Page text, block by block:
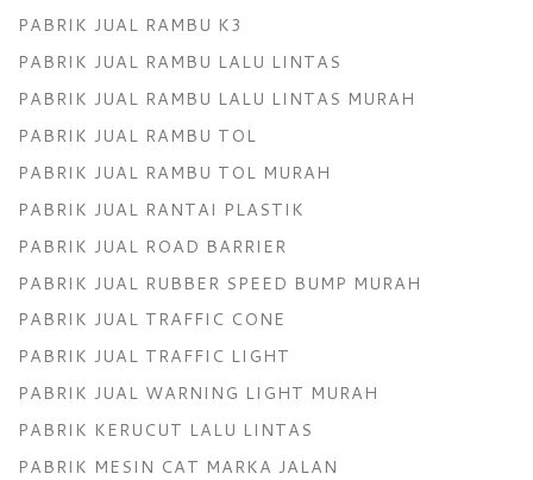
PABRIK JUAL RAMBU K3
PABRIK JUAL RAMBU LALU LINTAS
PABRIK JUAL RAMBU LALU LINTAS MURAH
PABRIK JUAL RAMBU TOL
PABRIK JUAL RAMBU TOL MURAH
PABRIK JUAL RANTAI PLASTIK
PABRIK JUAL ROAD BARRIER
PABRIK JUAL RUBBER SPEED BUMP MURAH
PABRIK JUAL TRAFFIC CONE
PABRIK JUAL TRAFFIC LIGHT
PABRIK JUAL WARNING LIGHT MURAH
PABRIK KERUCUT LALU LINTAS
PABRIK MESIN CAT MARKA JALAN